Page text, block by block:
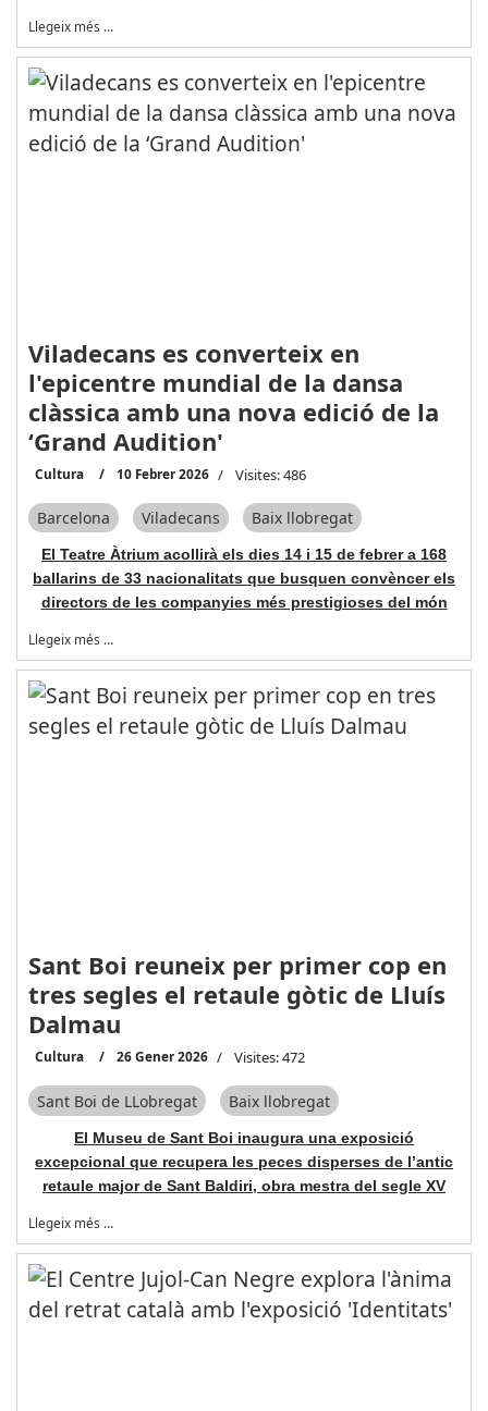
Llegeix més …
Viladecans es converteix en
l'epicentre mundial de la dansa
clàssica amb una nova edició de la
‘Grand Audition'
Cultura 10 Febrer 2026 Visites: 486
Barcelona Viladecans Baix llobregat
El Teatre Àtrium acollirà els dies 14 i 15 de febrer a 168
ballarins de 33 nacionalitats que busquen convèncer els
directors de les companyies més prestigioses del món
Llegeix més …
Sant Boi reuneix per primer cop en
tres segles el retaule gòtic de Lluís
Dalmau
Cultura 26 Gener 2026 Visites: 472
Sant Boi de LLobregat Baix llobregat
El Museu de Sant Boi inaugura una exposició
excepcional que recupera les peces disperses de l’antic
retaule major de Sant Baldiri, obra mestra del segle XV
Llegeix més …